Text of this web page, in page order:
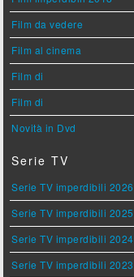
Film da vedere
Film al cinema
Film di
Film di
Novità in Dvd
Serie TV
Serie TV imperdibili 2026
Serie TV imperdibili 2025
Serie TV imperdibili 2024
Serie TV imperdibili 2023